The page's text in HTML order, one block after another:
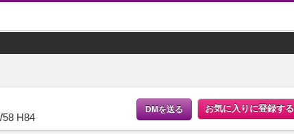
H84
お気に入りに登録する
DMを送る